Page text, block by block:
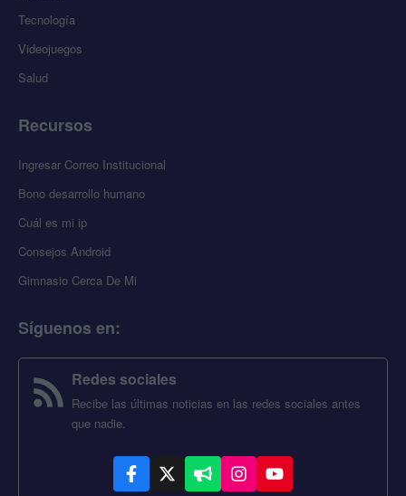
Tecnología
Videojuegos
Salud
Recursos
Ingresar Correo Institucional
Bono desarrollo humano
Cuál es mi ip
Consejos Android
Gimnasio Cerca De Mi
Síguenos en:
Redes sociales
Recibe las últimas noticias en las redes sociales antes
que nadie.